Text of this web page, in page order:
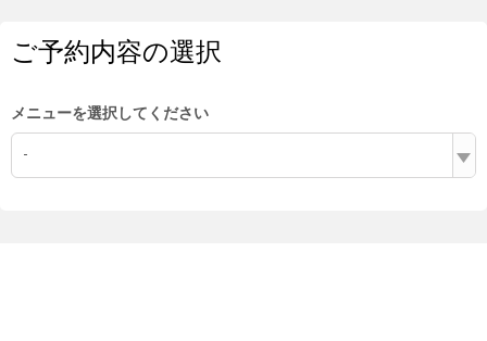
ご予約内容の選択
メニューを選択してください
-